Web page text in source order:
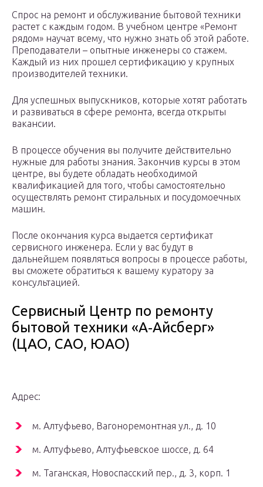
Спрос на ремонт и обслуживание бытовой техники
растет с каждым годом. В учебном центре «Ремонт
рядом» научат всему, что нужно знать об этой работе.
Преподаватели – опытные инженеры со стажем.
Каждый из них прошел сертификацию у крупных
производителей техники.
Для успешных выпускников, которые хотят работать
и развиваться в сфере ремонта, всегда открыты
вакансии.
В процессе обучения вы получите действительно
нужные для работы знания. Закончив курсы в этом
центре, вы будете обладать необходимой
квалификацией для того, чтобы самостоятельно
осуществлять ремонт стиральных и посудомоечных
машин.
После окончания курса выдается сертификат
сервисного инженера. Если у вас будут в
дальнейшем появляться вопросы в процессе работы,
вы сможете обратиться к вашему куратору за
консультацией.
Сервисный Центр по ремонту
бытовой техники «А‑Айсберг»
(ЦАО, САО, ЮАО)
Адрес:
м. Алтуфьево, Вагоноремонтная ул., д. 10
м. Алтуфьево, Алтуфьевское шоссе, д. 64
м. Таганская, Новоспасский пер., д. 3, корп. 1